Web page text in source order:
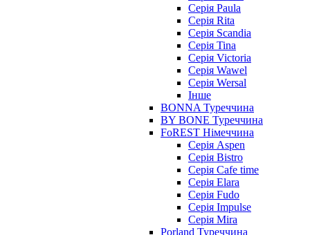
Серія Paula
Серія Rita
Серія Scandia
Серія Tina
Серія Victoria
Серія Wawel
Серія Wersal
Інше
BONNA Туреччина
BY BONE Туреччина
FoREST Німеччина
Серія Aspen
Серія Bistro
Серія Cafe time
Серія Elara
Серія Fudo
Серія Impulse
Серія Mira
Porland Туреччина